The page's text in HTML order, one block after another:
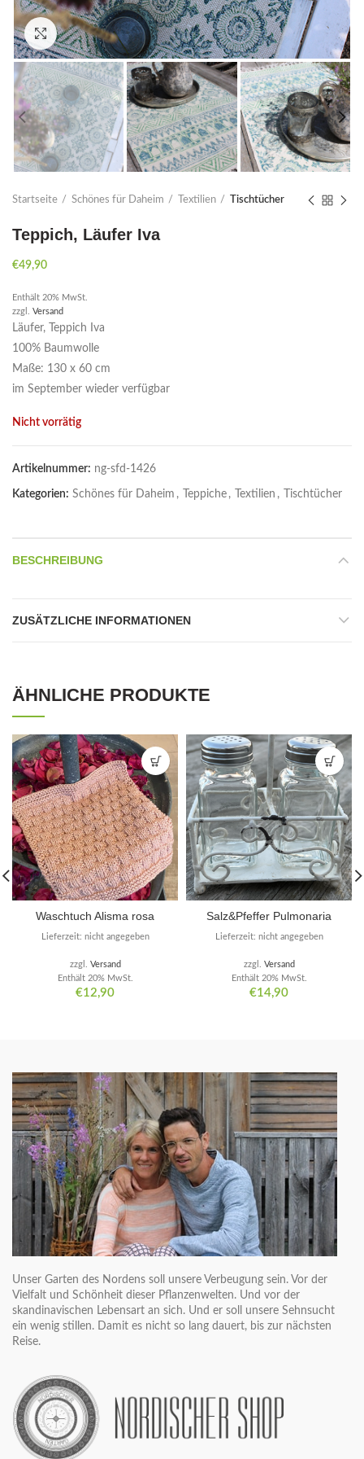
Click to enlarge
Startseite Schönes für Daheim Textilien Tischtücher
Teppich, Läufer Iva
€49,90
Enthält 20% MwSt.
zzgl. Versand
Läufer, Teppich Iva
100% Baumwolle
Maße: 130 x 60 cm
im September wieder verfügbar
Nicht vorrätig
Artikelnummer: ng-sfd-1426
Kategorien: Schönes für Daheim , Teppiche , Textilien , Tischtücher
BESCHREIBUNG
ZUSÄTZLICHE INFORMATIONEN
ÄHNLICHE PRODUKTE
Waschtuch Alisma rosa
€12,90
Enthält 20% MwSt.
zzgl. Versand
Lieferzeit: nicht angegeben
Salz&Pfeffer Pulmonaria
€14,90
Enthält 20% MwSt.
zzgl. Versand
Lieferzeit: nicht angegeben
Unser Garten des Nordens soll unsere Verbeugung sein. Vor der
Vielfalt und Schönheit dieser Pflanzenwelten. Und vor der
skandinavischen Lebensart an sich. Und er soll unsere Sehnsucht
ein wenig stillen. Damit es nicht so lang dauert, bis zur nächsten
Reise.